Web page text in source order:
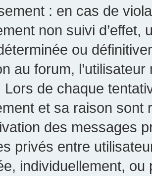
: en cas de
non suivi d’effet,
ou
au forum,
Lors de chaque
et sa raison sont
des messages
privés entre
individuellement, ou